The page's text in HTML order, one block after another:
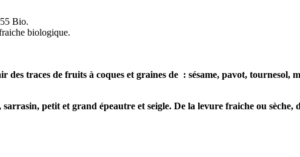
Bio.
biologique.
des traces de fruits à coques et graines de : sésame, pavot, tournesol,
petit et grand épeautre et seigle. De la levure fraiche ou